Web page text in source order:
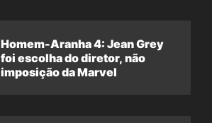
Homem-Aranha 4: Jean Grey
foi escolha do diretor, não
imposição da Marvel